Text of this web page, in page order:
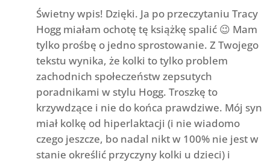
Świetny wpis! Dzięki. Ja po przeczytaniu Tracy
Hogg miałam ochotę tę książkę spalić 😉 Mam
tylko prośbę o jedno sprostowanie. Z Twojego
tekstu wynika, że kolki to tylko problem
zachodnich społeczeństw zepsutych
poradnikami w stylu Hogg. Troszkę to
krzywdzące i nie do końca prawdziwe. Mój syn
miał kolkę od hiperlaktacji (i nie wiadomo
czego jeszcze, bo nadal nikt w 100% nie jest w
stanie określić przyczyny kolki u dzieci) i